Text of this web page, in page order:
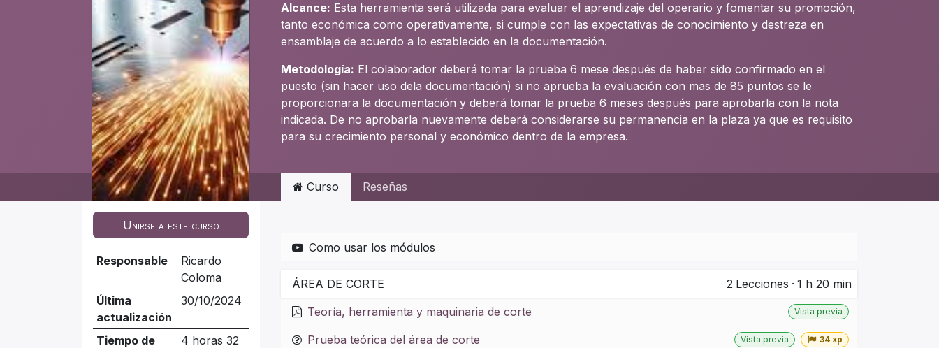
Alcance: Esta herramienta será utilizada para evaluar el aprendizaje del operario y fomentar su promoción,
tanto económica como operativamente, si cumple con las expectativas de conocimiento y destreza en
ensamblaje de acuerdo a lo establecido en la documentación.
Metodología: El colaborador deberá tomar la prueba 6 mese después de haber sido confirmado en el
puesto (sin hacer uso dela documentación) si no aprueba la evaluación con mas de 85 puntos se le
proporcionara la documentación y deberá tomar la prueba 6 meses después para aprobarla con la nota
indicada. De no aprobarla nuevamente deberá considerarse su permanencia en la plaza ya que es requisito
para su crecimiento personal y económico dentro de la empresa.
Unirse a este curso
Responsable
Ricardo
Coloma
Última
actualización
30/10/2024
Tiempo de
4 horas 32
Curso Reseñas
Como usar los módulos
ÁREA DE CORTE 2 Lecciones · 1 h 20 min
Teoría, herramienta y maquinaria de corte
Vista previa
Prueba teórica del área de corte Vista previa 34 xp